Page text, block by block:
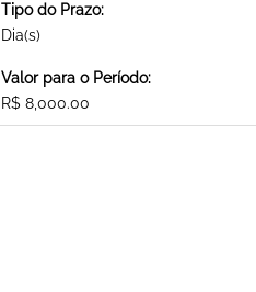
Tipo do Prazo:
Dia(s)
Valor para o Período:
R$ 8,000.00